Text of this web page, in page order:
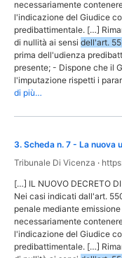
necessariamente
l'indicazione del Giudice
predibattimentale. […]
di nullità ai sensi dell'art.
prima dell'udienza
presente; - Dispone che il
l'imputazione rispetti i
di più…
3. Scheda n. 7 - La nuova
Tribunale Di Vicenza ·
[…] IL NUOVO DECRETO
Nei casi indicati dall'art.
penale mediante
necessariamente
l'indicazione del Giudice
predibattimentale. […]